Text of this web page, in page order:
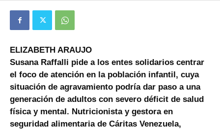
ELIZABETH ARAUJO
Susana Raffalli pide a los entes solidarios centrar
el foco de atención en la población infantil, cuya
situación de agravamiento podría dar paso a una
generación de adultos con severo déficit de salud
física y mental. Nutricionista y gestora en
seguridad alimentaria de Cáritas Venezuela,